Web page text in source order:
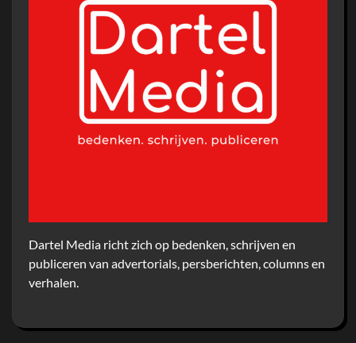
Dartel Media richt zich op bedenken, schrijven en
publiceren van advertorials, persberichten, columns en
verhalen.